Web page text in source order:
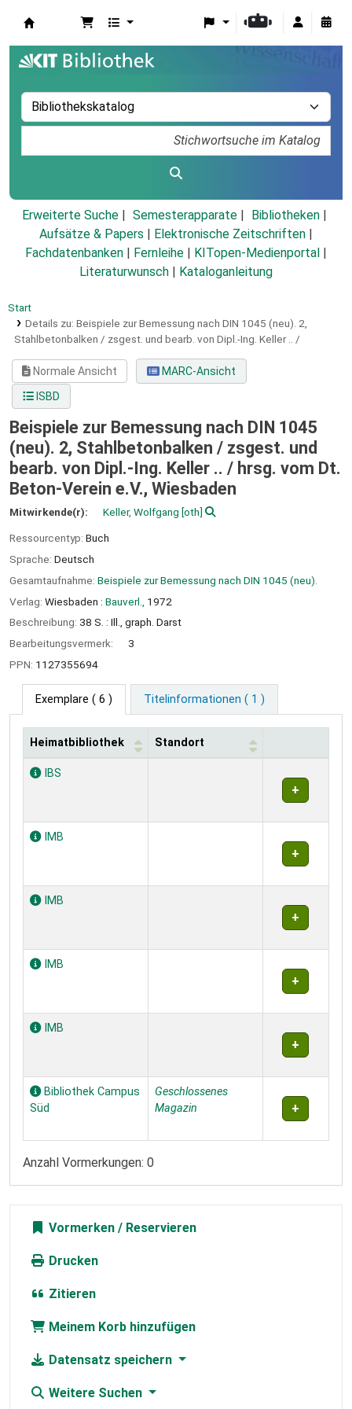
Erweiterte Suche Semesterapparate
Bibliotheken
Aufsätze & Papers
Elektronische Zeitschriften
Fachdatenbanken
Fernleihe KITopen-Medienportal
Literaturwunsch
Kataloganleitung
Start
Details zu: Beispiele zur Bemessung nach DIN 1045 (neu). 2,
Stahlbetonbalken / zsgest. und bearb. von Dipl.-Ing. Keller .. /
Normale Ansicht
MARC-Ansicht
ISBD
Beispiele zur Bemessung nach DIN 1045
(neu). 2, Stahlbetonbalken / zsgest. und
bearb. von Dipl.-Ing. Keller .. / hrsg. vom Dt.
Beton-Verein e.V., Wiesbaden
Mitwirkende(r): Keller, Wolfgang [oth]
Ressourcentyp: Buch
Sprache: Deutsch
Gesamtaufnahme: Beispiele zur Bemessung nach DIN 1045 (neu).
Verlag: Wiesbaden : Bauverl.,
1972
Beschreibung: 38 S. : Ill., graph. Darst
Bearbeitungsvermerk:
3
PPN: 1127355694
Exemplare ( 6 ) Titelinformationen ( 1 )
Exemplare
Heimatbibliothek Standort
IBS
IMB
IMB
IMB
IMB
Bibliothek Campus
Süd
Geschlossenes
Magazin
Anzahl Vormerkungen: 0
Vormerken
Drucken
Zitieren
Meinem Korb hinzufügen
Datensatz speichern
Weitere Suchen